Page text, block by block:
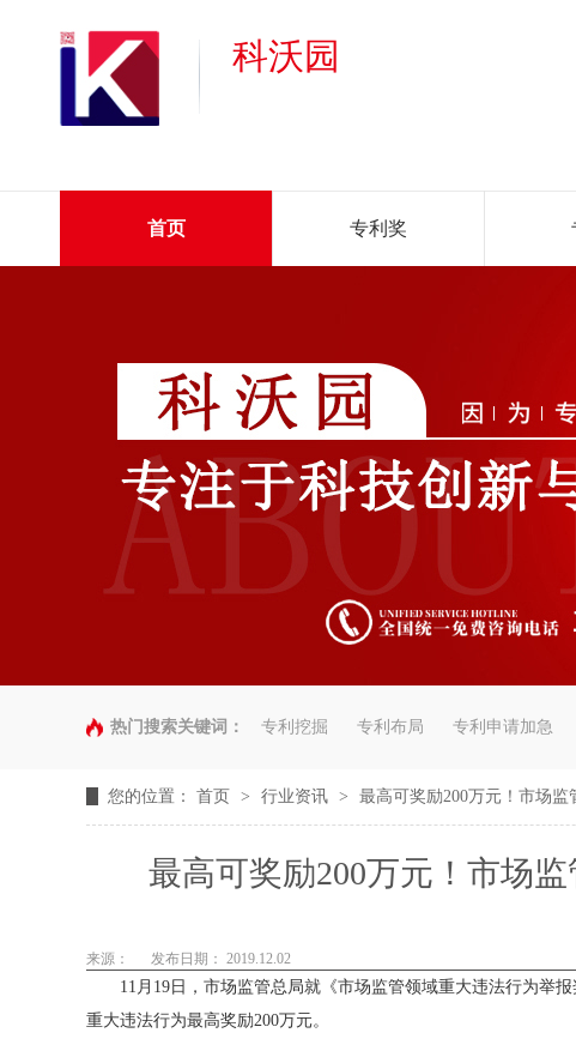
科沃园
首页 专利奖
热门搜索关键词： 专利挖掘 专利布局 专利申请加急
您的位置： 首页 > 行业资讯 > 最高可奖励200万元！市场
最高可奖励200万元！市场
来源： 发布日期： 2019.12.02
11月19日，市场监管总局就《市场监管领域重大违法行为举报
重大违法行为最高奖励200万元。